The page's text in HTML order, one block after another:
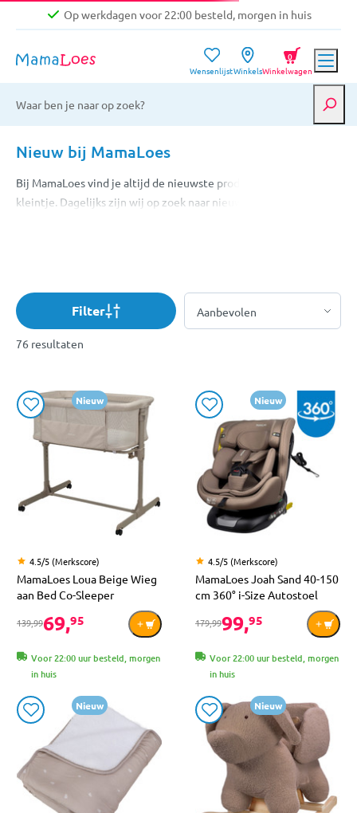
Op werkdagen voor 22:00 besteld, morgen in huis
Niet goed, geld terug garantie
Gratis verzending vanaf €39,-
Op werkdagen voor 22:00 besteld, morgen in huis
WensenlijstWinkelsWinkelwagen
0
Nieuw bij MamaLoes
Bij MamaLoes vind je altijd de nieuwste producten voor jou en je
kleintje. Dagelijks zijn wij op zoek naar nieuwe collecties, toffe
Filter
76 resultaten
Nieuw
4.5/5 (Merkscore)
MamaLoes Loua Beige Wieg
aan Bed Co-Sleeper
139,9969,95
Voor 22:00 uur besteld, morgen
in huis
Nieuw
4.5/5 (Merkscore)
MamaLoes Joah Sand 40-150
cm 360° i-Size Autostoel
179,9999,95
Voor 22:00 uur besteld, morgen
in huis
Nieuw Nieuw